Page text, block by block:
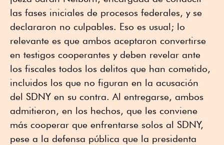
las fases iniciales de procesos federales, y se
declararon no culpables. Eso es usual; lo
relevante es que ambos aceptaron convertirse
en testigos cooperantes y deben revelar ante
los fiscales todos los delitos que han cometido,
incluidos los que no figuran en la acusación
del SDNY en su contra. Al entregarse, ambos
admitieron, en los hechos, que les conviene
más cooperar que enfrentarse solos al SDNY,
pese a la defensa pública que la presidenta